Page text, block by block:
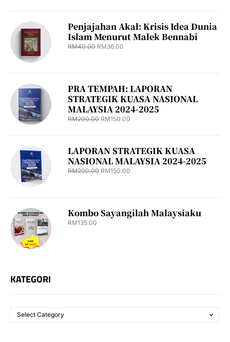
Penjajahan Akal: Krisis Idea Dunia
Islam Menurut Malek Bennabi
RM40.00 RM36.00
PRA TEMPAH: LAPORAN
STRATEGIK KUASA NASIONAL
MALAYSIA 2024-2025
RM200.00 RM150.00
LAPORAN STRATEGIK KUASA
NASIONAL MALAYSIA 2024-2025
RM200.00 RM150.00
Kombo Sayangilah Malaysiaku
RM135.00
KATEGORI